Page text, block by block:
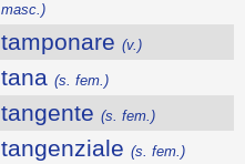
masc.)
tamponare (v.)
tana (s. fem.)
tangente (s. fem.)
tangenziale (s. fem.)